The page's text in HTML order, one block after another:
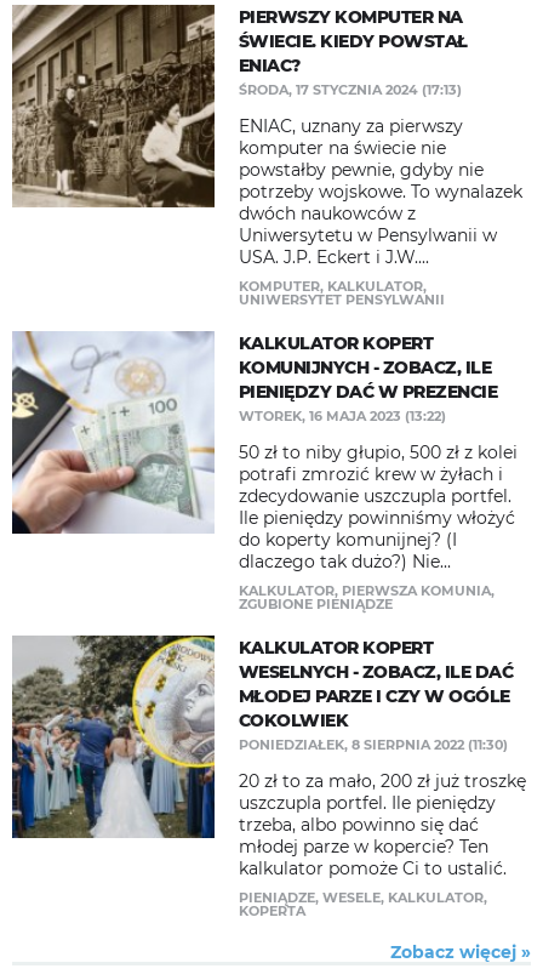
PIERWSZY KOMPUTER NA
ŚWIECIE. KIEDY POWSTAŁ
ENIAC?
ŚRODA, 17 STYCZNIA 2024 (17:13)
ENIAC, uznany za pierwszy
komputer na świecie nie
powstałby pewnie, gdyby nie
potrzeby wojskowe. To wynalazek
dwóch naukowców z
Uniwersytetu w Pensylwanii w
USA. J.P. Eckert i J.W....
KOMPUTER, KALKULATOR,
UNIWERSYTET PENSYLWANII
KALKULATOR KOPERT
KOMUNIJNYCH - ZOBACZ, ILE
PIENIĘDZY DAĆ W PREZENCIE
WTOREK, 16 MAJA 2023 (13:22)
50 zł to niby głupio, 500 zł z kolei
potrafi zmrozić krew w żyłach i
zdecydowanie uszczupla portfel.
Ile pieniędzy powinniśmy włożyć
do koperty komunijnej? (I
dlaczego tak dużo?) Nie...
KALKULATOR, PIERWSZA KOMUNIA,
ZGUBIONE PIENIĄDZE
KALKULATOR KOPERT
WESELNYCH - ZOBACZ, ILE DAĆ
MŁODEJ PARZE I CZY W OGÓLE
COKOLWIEK
PONIEDZIAŁEK, 8 SIERPNIA 2022 (11:30)
20 zł to za mało, 200 zł już troszkę
uszczupla portfel. Ile pieniędzy
trzeba, albo powinno się dać
młodej parze w kopercie? Ten
kalkulator pomoże Ci to ustalić.
PIENIĄDZE, WESELE, KALKULATOR,
KOPERTA
Zobacz więcej »